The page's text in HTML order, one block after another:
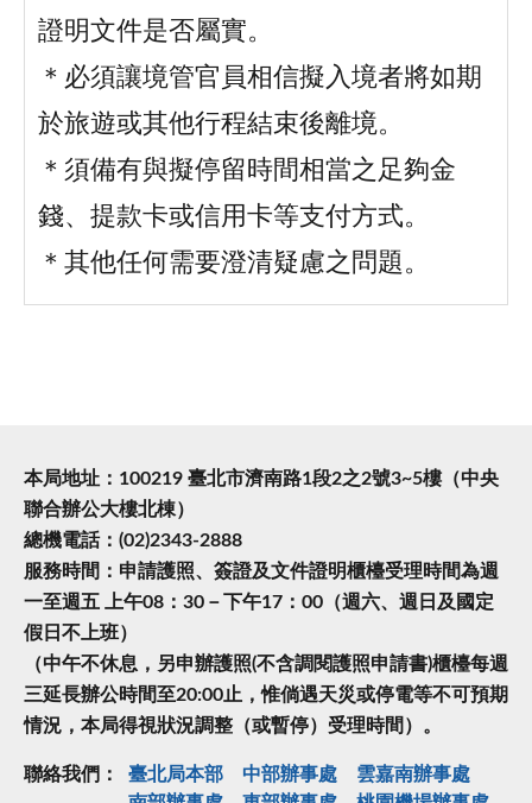
證明文件是否屬實。
＊必須讓境管官員相信擬入境者將如期
於旅遊或其他行程結束後離境。
＊須備有與擬停留時間相當之足夠金
錢、提款卡或信用卡等支付方式。
＊其他任何需要澄清疑慮之問題。
本局地址：100219 臺北市濟南路1段2之2號3~5樓（中央
聯合辦公大樓北棟）
總機電話：(02)2343-2888
服務時間：申請護照、簽證及文件證明櫃檯受理時間為週
一至週五 上午08：30－下午17：00（週六、週日及國定
假日不上班）
（中午不休息，另申辦護照(不含調閱護照申請書)櫃檯每週
三延長辦公時間至20:00止，惟倘遇天災或停電等不可預期
情況，本局得視狀況調整（或暫停）受理時間）。
聯絡我們： 臺北局本部 中部辦事處
雲嘉南辦事處